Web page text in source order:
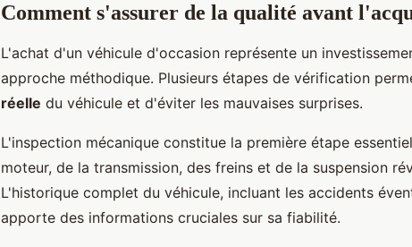
Comment s'assurer de la qualité avant
L'achat d'un véhicule d'occasion représente un
approche méthodique. Plusieurs étapes de vérification
réelle du véhicule et d'éviter les mauvaises surprises.
L'inspection mécanique constitue la première étape
moteur, de la transmission, des freins et de la suspension
L'historique complet du véhicule, incluant les accidents
apporte des informations cruciales sur sa fiabilité.